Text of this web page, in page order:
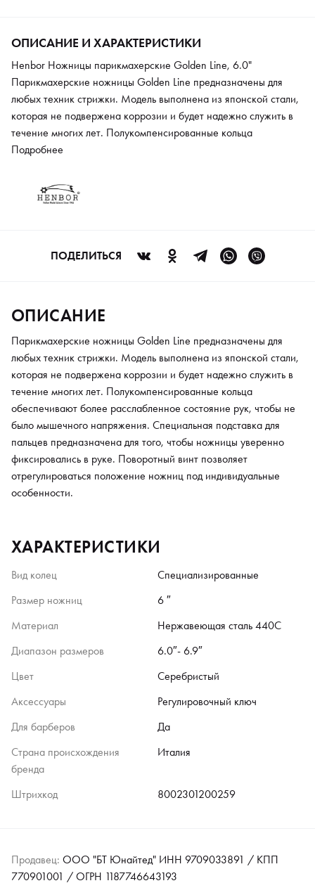
ОПИСАНИЕ И ХАРАКТЕРИСТИКИ
Henbor Ножницы парикмахерские Golden Line, 6.0"
Парикмахерские ножницы Golden Line предназначены для
любых техник стрижки. Модель выполнена из японской стали,
которая не подвержена коррозии и будет надежно служить в
течение многих лет. Полукомпенсированные кольца
обеспечивают более расслабленное состояние рук, чтобы не
пальцев предназначена для того, чтобы ножницы уверенно
фиксировались в руке. Поворотный винт позволяет
Подробнее
ПОДЕЛИТЬСЯ
ОПИСАНИЕ
Парикмахерские ножницы Golden Line предназначены для
любых техник стрижки. Модель выполнена из японской стали,
которая не подвержена коррозии и будет надежно служить в
течение многих лет. Полукомпенсированные кольца
обеспечивают более расслабленное состояние рук, чтобы не
было мышечного напряжения. Специальная подставка для
пальцев предназначена для того, чтобы ножницы уверенно
фиксировались в руке. Поворотный винт позволяет
отрегулироваться положение ножниц под индивидуальные
особенности.
ХАРАКТЕРИСТИКИ
Вид колец
Специализированные
Размер ножниц
6 ″
Материал
Нержавеющая сталь 440C
Диапазон размеров
6.0″- 6.9″
Цвет
Серебристый
Аксессуары
Регулировочный ключ
Для барберов
Да
Страна происхождения
бренда
Италия
Штрихкод 8002301200259
Продавец: ООО "БТ Юнайтед" ИНН 9709033891 / КПП
770901001 / ОГРН 1187746643193